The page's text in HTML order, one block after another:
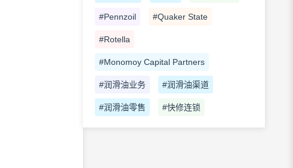
#Pennzoil #Quaker State
#Rotella
#Monomoy Capital Partners
#润滑油业务 #润滑油渠道
#润滑油零售 #快修连锁